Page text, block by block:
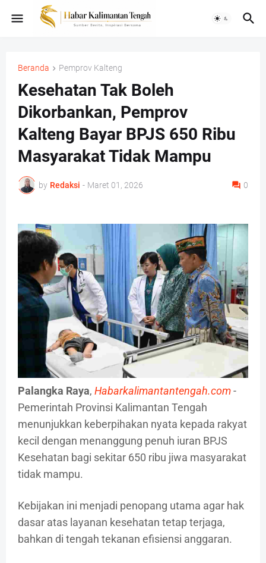
Beranda Pemprov Kalteng
Kesehatan Tak Boleh
Dikorbankan, Pemprov
Kalteng Bayar BPJS 650 Ribu
Masyarakat Tidak Mampu
by Redaksi - Maret 01, 2026 0
Palangka Raya, Habarkalimantantengah.com-
Pemerintah Provinsi Kalimantan Tengah
menunjukkan keberpihakan nyata kepada rakyat
kecil dengan menanggung penuh iuran BPJS
Kesehatan bagi sekitar 650 ribu jiwa masyarakat
tidak mampu.
Kebijakan ini menjadi penopang utama agar hak
dasar atas layanan kesehatan tetap terjaga,
bahkan di tengah tekanan efisiensi anggaran.